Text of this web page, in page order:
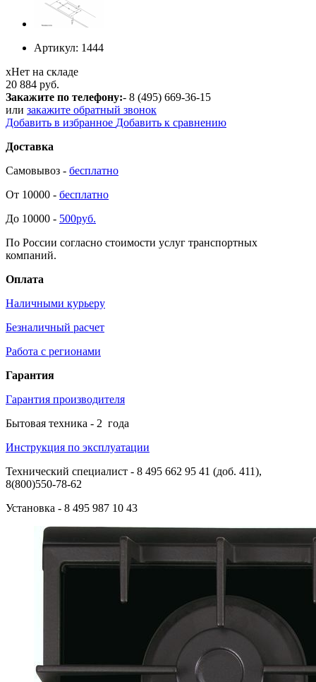
Артикул: 1444
хНет на складе
20 884 руб.
Закажите по телефону:- 8 (495) 669-36-15
или закажите обратный звонок
Добавить в избранное Добавить к сравнению
Доставка
Самовывоз - бесплатно
От 10000 - бесплатно
До 10000 - 500руб.
По России согласно стоимости услуг транспортных
компаний.
Оплата
Наличными курьеру
Безналичный расчет
Работа с регионами
Гарантия
Гарантия производителя
Бытовая техника - 2 года
Инструкция по эксплуатации
Технический специалист - 8 495 662 95 41 (доб. 411),
8(800)550-78-62
Установка - 8 495 987 10 43